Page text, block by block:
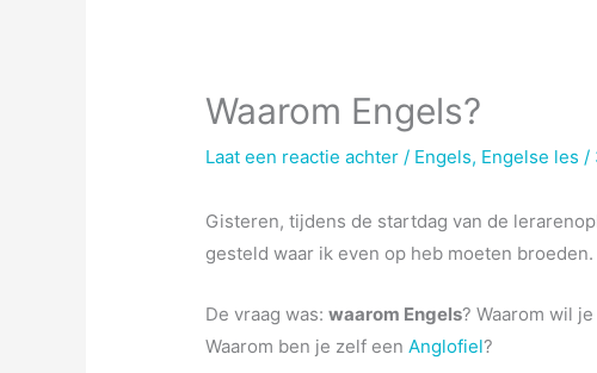
Waarom Engels?
Laat een reactie achter / Engels, Engelse les /
Gisteren, tijdens de startdag van de
gesteld waar ik even op heb moeten broeden.
De vraag was:waarom Engels? Waarom wil
Waarom ben je zelf eenAnglofiel?